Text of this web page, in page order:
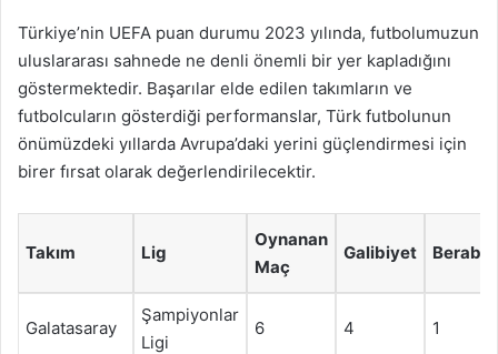
Türkiye’nin UEFA puan durumu 2023 yılında, futbolumuzun
uluslararası sahnede ne denli önemli bir yer kapladığını
göstermektedir. Başarılar elde edilen takımların ve
futbolcuların gösterdiği performanslar, Türk futbolunun
önümüzdeki yıllarda Avrupa’daki yerini güçlendirmesi için
birer fırsat olarak değerlendirilecektir.
Takım Lig
Oynanan
Maç
Galibiyet
Galatasaray
Şampiyonlar
Ligi
6 4 1